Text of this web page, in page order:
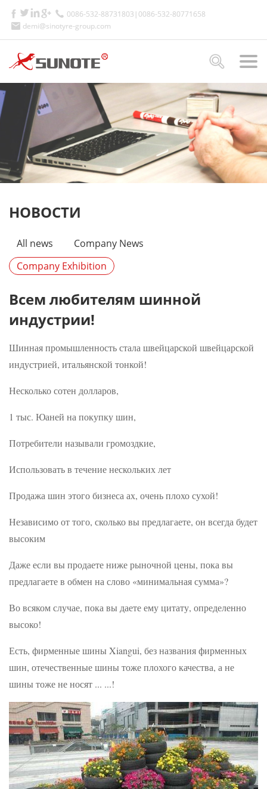
0086-532-88731803|0086-532-80771658
demi@sinotyre-group.com
НОВОСТИ
All news
Company News
Company Exhibition
Всем любителям шинной
индустрии!
Шинная промышленность стала швейцарской швейцарской
индустрией, итальянской тонкой!
Несколько сотен долларов,
1 тыс. Юаней на покупку шин,
Потребители называли громоздкие,
Использовать в течение нескольких лет
Продажа шин этого бизнеса ах, очень плохо сухой!
Независимо от того, сколько вы предлагаете, он всегда будет
высоким
Даже если вы продаете ниже рыночной цены, пока вы
предлагаете в обмен на слово «минимальная сумма»?
Во всяком случае, пока вы даете ему цитату, определенно
высоко!
Есть, фирменные шины Xiangui, без названия фирменных
шин, отечественные шины тоже плохого качества, а не
шины тоже не носят ... ...!